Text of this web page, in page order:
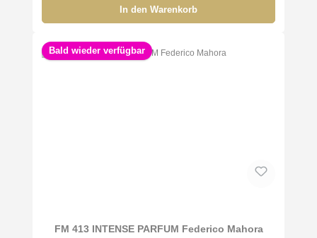
In den Warenkorb
Bald wieder verfügbar
FM 413 INTENSE PARFUM Federico Mahora